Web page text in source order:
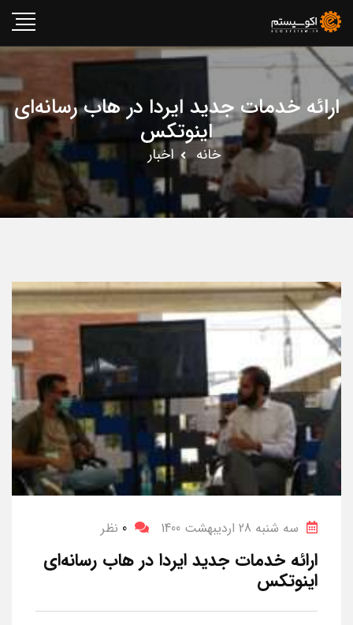
ارائه خدمات جدید ایردا در هاب رسانه‌ای
اینوتکس
خانه اخبار
سه شنبه 28 اردیبهشت 1400 0 نظر
ارائه خدمات جدید ایردا در هاب رسانه‌ای
اینوتکس